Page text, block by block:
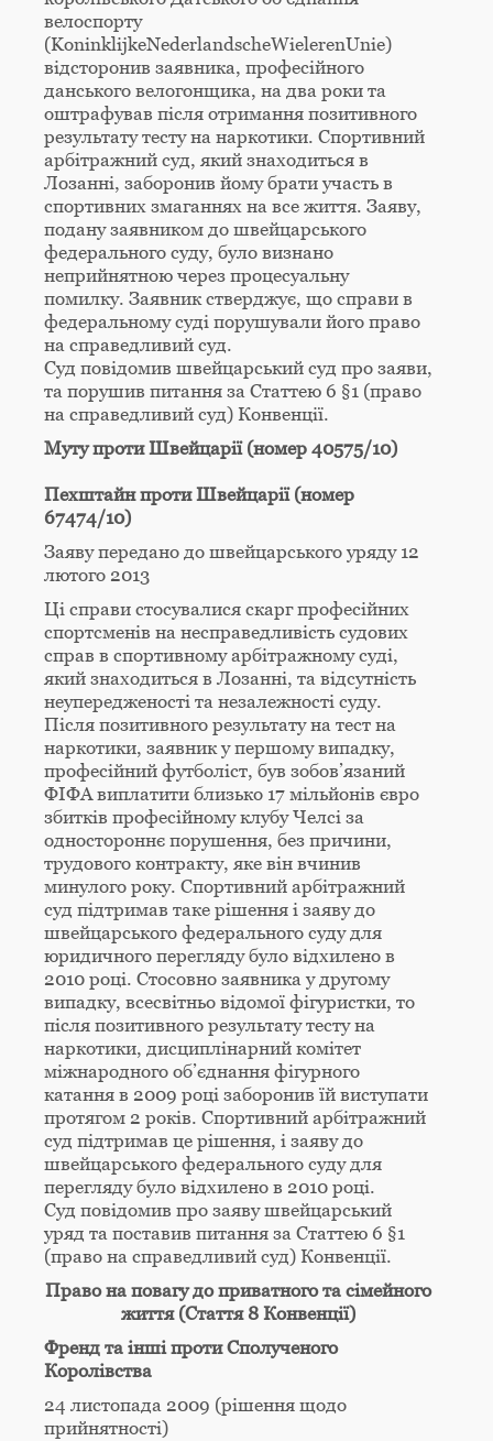
велоспорту
(KoninklijkeNederlandscheWielerenUnie)
відсторонив заявника, професійного
данського велогонщика, на два роки та
оштрафував після отримання позитивного
результату тесту на наркотики. Спортивний
арбітражний суд, який знаходиться в
Лозанні, заборонив йому брати участь в
спортивних змаганнях на все життя. Заяву,
подану заявником до швейцарського
федерального суду, було визнано
неприйнятною через процесуальну
помилку. Заявник стверджує, що справи в
федеральному суді порушували його право
на справедливий суд.
Суд повідомив швейцарський суд про заяви,
та порушив питання за Статтею 6 §1 (право
на справедливий суд) Конвенції.
Муту проти Швейцарії (номер 40575/10)
Пехштайн проти Швейцарії (номер
67474/10)
Заяву передано до швейцарського уряду 12
лютого 2013
Ці справи стосувалися скарг професійних
спортсменів на несправедливість судових
справ в спортивному арбітражному суді,
який знаходиться в Лозанні, та відсутність
неупередженості та незалежності суду.
Після позитивного результату на тест на
наркотики, заявник у першому випадку,
професійний футболіст, був зобов’язаний
ФІФА виплатити близько 17 мільйонів євро
збитків професійному клубу Челсі за
одностороннє порушення, без причини,
трудового контракту, яке він вчинив
минулого року. Спортивний арбітражний
суд підтримав таке рішення і заяву до
швейцарського федерального суду для
юридичного перегляду було відхилено в
2010 році. Стосовно заявника у другому
випадку, всесвітньо відомої фігуристки, то
після позитивного результату тесту на
наркотики, дисциплінарний комітет
міжнародного об’єднання фігурного
катання в 2009 році заборонив їй виступати
протягом 2 років. Спортивний арбітражний
суд підтримав це рішення, і заяву до
швейцарського федерального суду для
перегляду було відхилено в 2010 році.
Суд повідомив про заяву швейцарський
уряд та поставив питання за Статтею 6 §1
(право на справедливий суд) Конвенції.
Право на повагу до приватного та сімейного
життя (Стаття 8 Конвенції)
Френд та інші проти Сполученого
Королівства
24 листопада 2009 (рішення щодо
прийнятності)